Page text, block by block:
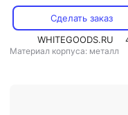
Сделать заказ
WHITEGOODS.RU
Материал корпуса: металл